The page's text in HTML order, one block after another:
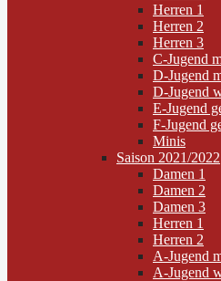
Herren 1
Herren 2
Herren 3
C-Jugend
D-Jugend
D-Jugend
E-Jugend
F-Jugend
Minis
Saison 2021/2022
Damen 1
Damen 2
Damen 3
Herren 1
Herren 2
A-Jugend
A-Jugend